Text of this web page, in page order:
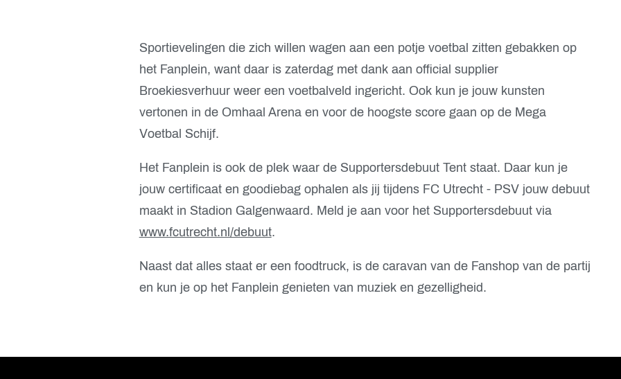
Sportievelingen die zich willen wagen aan een potje voetbal zitten gebakken op
het Fanplein, want daar is zaterdag met dank aan official supplier
Broekiesverhuur weer een voetbalveld ingericht. Ook kun je jouw kunsten
vertonen in de Omhaal Arena en voor de hoogste score gaan op de Mega
Voetbal Schijf.
Het Fanplein is ook de plek waar de Supportersdebuut Tent staat. Daar kun je
jouw certificaat en goodiebag ophalen als jij tijdens FC Utrecht - PSV jouw debuut
maakt in Stadion Galgenwaard. Meld je aan voor het Supportersdebuut via
www.fcutrecht.nl/debuut.
Naast dat alles staat er een foodtruck, is de caravan van de Fanshop van de partij
en kun je op het Fanplein genieten van muziek en gezelligheid.